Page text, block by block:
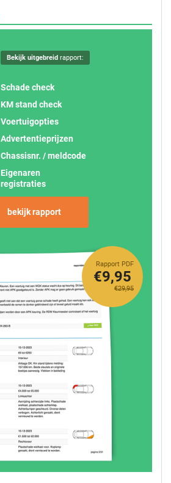
Bekijk uitgebreid rapport:
Schade check
KM stand check
Voertuigopties
Advertentieprijzen
Chassisnr. / meldcode
Eigenaren
registraties
bekijk rapport
Rapport PDF
€29,95
€9,95